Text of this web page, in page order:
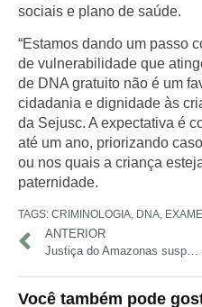
sociais e plano de saúde.
“Estamos dando um passo
de vulnerabilidade que
de DNA gratuito não é um
cidadania e dignidade às
da Sejusc. A expectativa é
até um ano, priorizando
ou nos quais a criança
paternidade.
TAGS: CRIMINOLOGIA DNA
ANTERIOR
Justiça do Amazonas suspende leilão do terreno do Boi Garantido
Você também pode